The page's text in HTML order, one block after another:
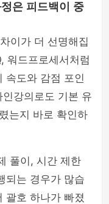
은 피드백이 중
이가 더 선명해집
워드프로세서처럼
속도와 감점 포인
강의로도 기본 유
는지 바로 확인하
풀이, 시간 제한
되는 경우가 많습
괄호 하나가 빠졌